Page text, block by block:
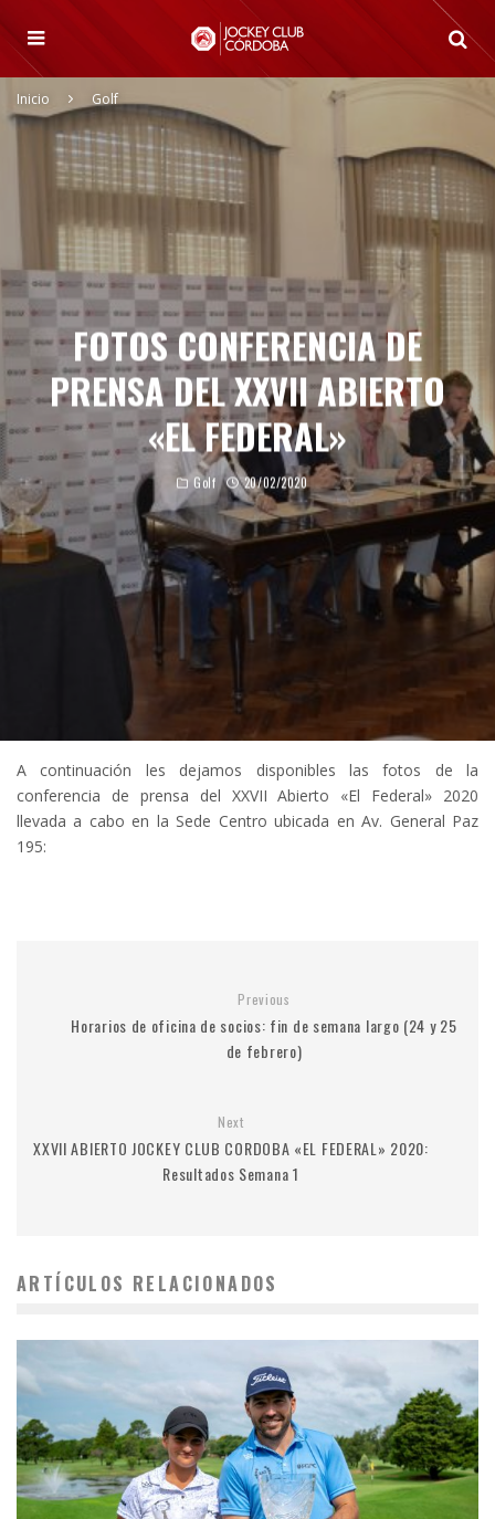
Inicio Golf
FOTOS CONFERENCIA DE
PRENSA DEL XXVII ABIERTO
«EL FEDERAL»
Golf 20/02/2020
A continuación les dejamos disponibles las fotos de la
conferencia de prensa del XXVII Abierto «El Federal» 2020
llevada a cabo en la Sede Centro ubicada en Av. General Paz
195:
Previous
Horarios de oficina de socios: fin de semana largo (24 y 25
de febrero)
Next
XXVII ABIERTO JOCKEY CLUB CORDOBA «EL FEDERAL» 2020:
Resultados Semana 1
ARTÍCULOS RELACIONADOS